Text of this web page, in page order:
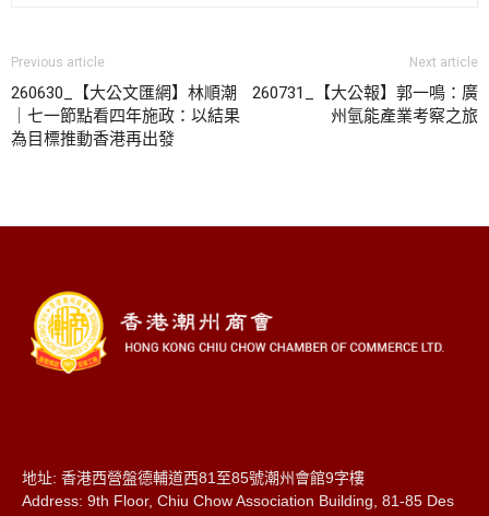
Previous article
260630_【大公文匯網】林順潮
｜七一節點看四年施政：以結果
為目標推動香港再出發
Next article
260731_【大公報】郭一鳴：廣
州氫能產業考察之旅
地址: 香港西營盤德輔道西81至85號潮州會館9字樓
Address: 9th Floor, Chiu Chow Association Building, 81-85 Des